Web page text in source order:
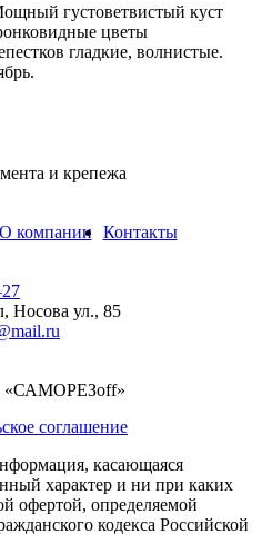
густоветвистый куст
цветы
гладкие, волнистые.
и крепежа
О компании Контакты
Носова ул., 85
«САМОРЕЗoff»
соглашение
касающаяся
характер и ни при каких
офертой, определяемой
кодекса Российской